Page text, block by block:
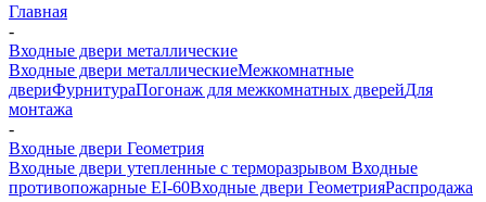
Главная
-
Входные двери металлические
Входные двери металлическиеМежкомнатные
двериФурнитураПогонаж для межкомнатных дверейДля
монтажа
-
Входные двери Геометрия
Входные двери утепленные с терморазрывом Входные
противопожарные EI-60Входные двери ГеометрияРаспродажа